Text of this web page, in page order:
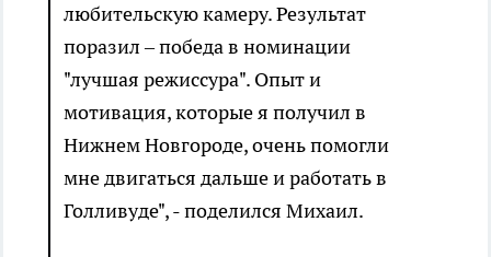
любительскую камеру. Результат
поразил – победа в номинации
"лучшая режиссура". Опыт и
мотивация, которые я получил в
Нижнем Новгороде, очень помогли
мне двигаться дальше и работать в
Голливуде", - поделился Михаил.